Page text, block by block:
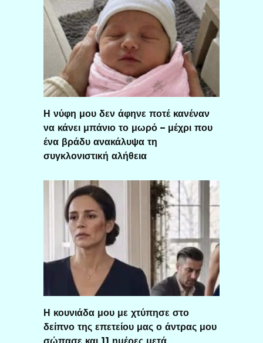
Η νύφη μου δεν άφηνε ποτέ κανέναν
να κάνει μπάνιο το μωρό – μέχρι που
ένα βράδυ ανακάλυψα τη
συγκλονιστική αλήθεια
Η κουνιάδα μου με χτύπησε στο
δείπνο της επετείου μας ο άντρας μου
σώπασε και 11 ημέρες μετά